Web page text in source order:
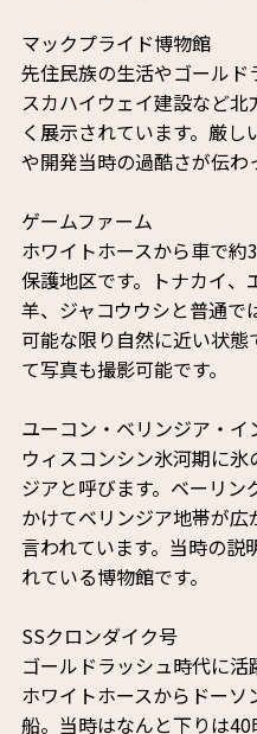
マックプライド博物館
先住民族の生活やゴール
スカハイウェイ建設など
く展示されています。厳
や開発当時の過酷さが伝わ
ゲームファーム
ホワイトホースから車で
保護地区です。トナカイ、
羊、ジャコウウシと普通
可能な限り自然に近い状
て写真も撮影可能です。
ユーコン・ベリンジア・
ウィスコンシン氷河期に
ジアと呼びます。ベーリ
かけてベリンジア地帯が
言われています。当時の説
れている博物館です。
SSクロンダイク号
ゴールドラッシュ時代に
ホワイトホースからドー
船。当時はなんと下りは